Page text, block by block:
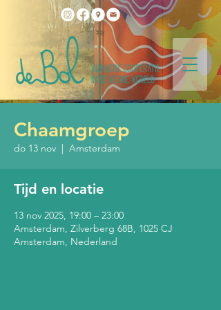
Chaamgroep
do 13 nov
  |
Amsterdam
Tijd en locatie
13 nov 2025, 19:00 – 23:00
Amsterdam, Zilverberg 68B, 1025 CJ
Amsterdam, Nederland